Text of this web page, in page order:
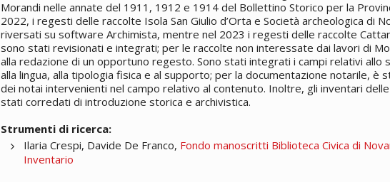
Morandi nelle annate del 1911, 1912 e 1914 del Bollettino Storico per la
2022, i regesti delle raccolte Isola San Giulio d’Orta e Società archeologica di
riversati su software Archimista, mentre nel 2023 i regesti delle raccolte
sono stati revisionati e integrati; per le raccolte non interessate dai lavori di
alla redazione di un opportuno regesto. Sono stati integrati i campi relativi allo
alla lingua, alla tipologia fisica e al supporto; per la documentazione notarile, è
dei notai intervenienti nel campo relativo al contenuto. Inoltre, gli inventari
stati corredati di introduzione storica e archivistica.
Strumenti di ricerca:
Ilaria Crespi, Davide De Franco, Fondo manoscritti Biblioteca Civica di
Inventario